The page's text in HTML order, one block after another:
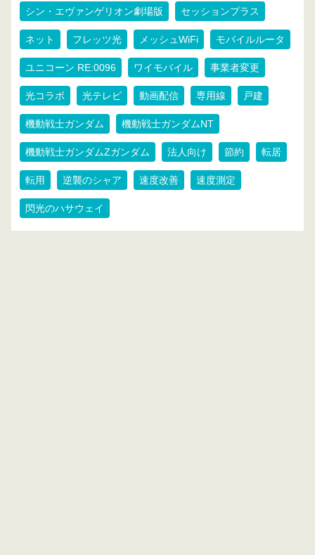
シン・エヴァンゲリオン劇場版 セッションプラス
ネット フレッツ光 メッシュWiFi モバイルルータ
ユニコーン RE:0096 ワイモバイル 事業者変更
光コラボ 光テレビ 動画配信 専用線 戸建
機動戦士ガンダム 機動戦士ガンダムNT
機動戦士ガンダムZガンダム 法人向け 節約 転居
転用 逆襲のシャア 速度改善 速度測定
閃光のハサウェイ